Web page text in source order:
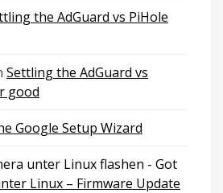
the AdGuard vs PiHole
Settling the AdGuard vs
good
Google Setup Wizard
unter Linux flashen - Got
Linux – Firmware Update